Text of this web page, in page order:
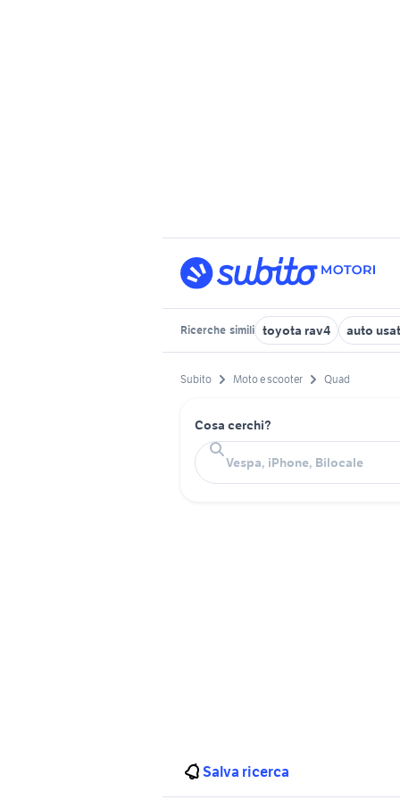
Ricerche simili toyota rav4 auto
Subito Moto e scooter Quad
Cosa cerchi?
Salva ricerca